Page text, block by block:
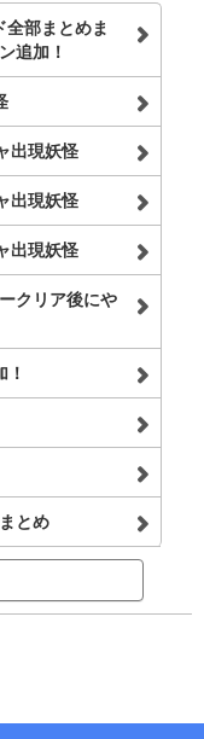
全部まとめま
追加！
出現妖怪
出現妖怪
出現妖怪
クリア後にや
とめ